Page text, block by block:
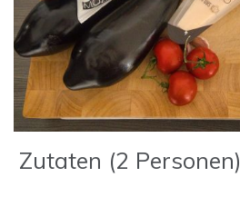
Zutaten (2 Personen)